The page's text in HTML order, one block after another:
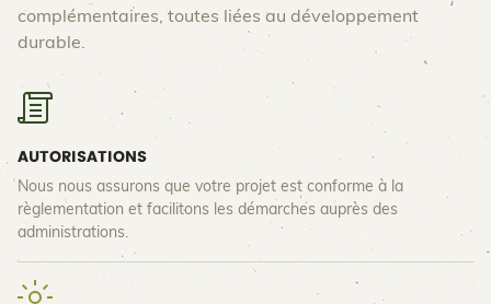
complémentaires, toutes liées au développement
durable.
AUTORISATIONS
Nous nous assurons que votre projet est conforme à la
règlementation et facilitons les démarches auprès des
administrations.